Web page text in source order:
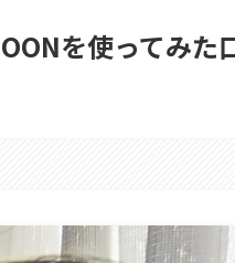
を使ってみた